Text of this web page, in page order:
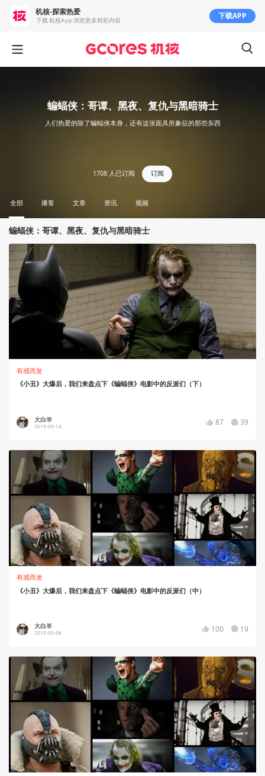
蝙蝠侠：哥谭、黑夜、复仇与黑暗骑士
人们热爱的除了蝙蝠侠本身，还有这张面具所象征的那些东西
1708 人已订阅 订阅
全部 播客 文章 资讯 视频
蝙蝠侠：哥谭、黑夜、复仇与黑暗骑士
有感而发
《小丑》大爆后，我们来盘点下《蝙蝠侠》电影中的反派们（下）
大白羊
2019-09-14 87 39
有感而发
《小丑》大爆后，我们来盘点下《蝙蝠侠》电影中的反派们（中）
大白羊
2019-09-08 100 19
机核-探索热爱
下载 机核App 浏览更多精彩内容 下载APP